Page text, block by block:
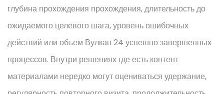
глубина прохождения прохождения, длительность до
ожидаемого целевого шага, уровень ошибочных
действий или объем Вулкан 24 успешно завершенных
процессов. Внутри решениях где есть контент
материалами нередко могут оцениваться удержание,